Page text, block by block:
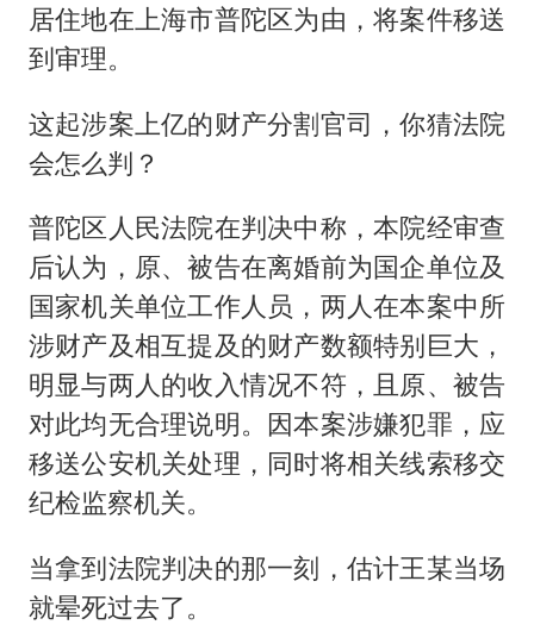
居住地在上海市普陀区为由，将案件移送
到审理。
这起涉案上亿的财产分割官司，你猜法院
会怎么判？
普陀区人民法院在判决中称，本院经审查
后认为，原、被告在离婚前为国企单位及
国家机关单位工作人员，两人在本案中所
涉财产及相互提及的财产数额特别巨大，
明显与两人的收入情况不符，且原、被告
对此均无合理说明。因本案涉嫌犯罪，应
移送公安机关处理，同时将相关线索移交
纪检监察机关。
当拿到法院判决的那一刻，估计王某当场
就晕死过去了。